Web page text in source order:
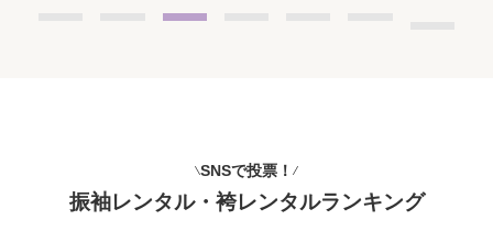
SNSで投票！
振袖レンタル・袴レンタルランキング